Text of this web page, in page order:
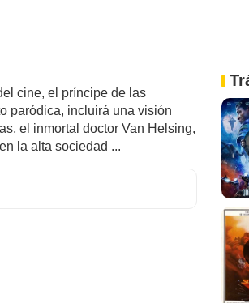
cine, el príncipe de las
paródica, incluirá una visión
el inmortal doctor Van Helsing,
la alta sociedad ...